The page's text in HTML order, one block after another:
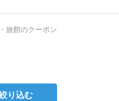
旅館のクーポン
り込む